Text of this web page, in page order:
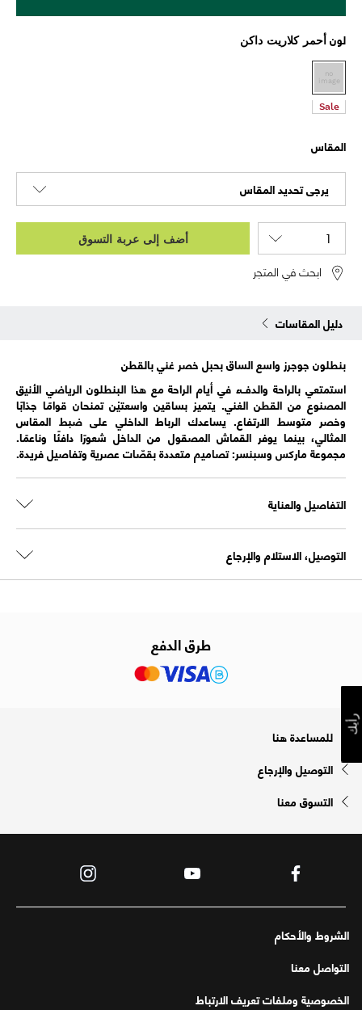
لون أحمر كلاريت داكن
Sale
المقاس
يرجى تحديد المقاس
أضف إلى عربة التسوق
ابحث في المتجر
دليل المقاسات
بنطلون جوجرز واسع الساق بحبل خصر غني بالقطن
استمتعي بالراحة والدفء في أيام الراحة مع هذا البنطلون الرياضي الأنيق
المصنوع من القطن الغني. يتميز بساقين واسعتيْن تمنحان قوامًا جذابًا
وخصر متوسط الارتفاع. يساعدك الرباط الداخلي على ضبط المقاس
المثالي، بينما يوفر القماش المصقول من الداخل شعورًا دافئًا وناعمًا.
مجموعة ماركس وسبنسر: تصاميم متعددة بقصّات عصرية وتفاصيل فريدة.
التفاصيل والعناية
التوصيل، الاستلام والإرجاع
طرق الدفع
للمساعدة هنا
التوصيل والإرجاع
التسوق معنا
الشروط والأحكام
التواصل معنا
الخصوصية وملفات تعريف الارتباط
رأيك